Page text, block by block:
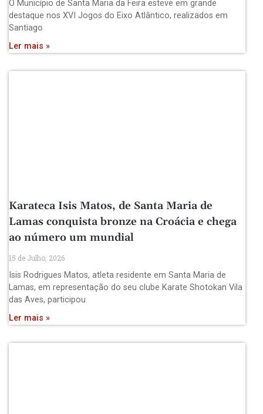
O Município de Santa Maria da Feira esteve em grande
destaque nos XVI Jogos do Eixo Atlântico, realizados em
Santiago
Ler mais »
Karateca Isis Matos, de Santa Maria de
Lamas conquista bronze na Croácia e chega
ao número um mundial
15 de Julho, 2026
Isis Rodrigues Matos, atleta residente em Santa Maria de
Lamas, em representação do seu clube Karate Shotokan Vila
das Aves, participou
Ler mais »